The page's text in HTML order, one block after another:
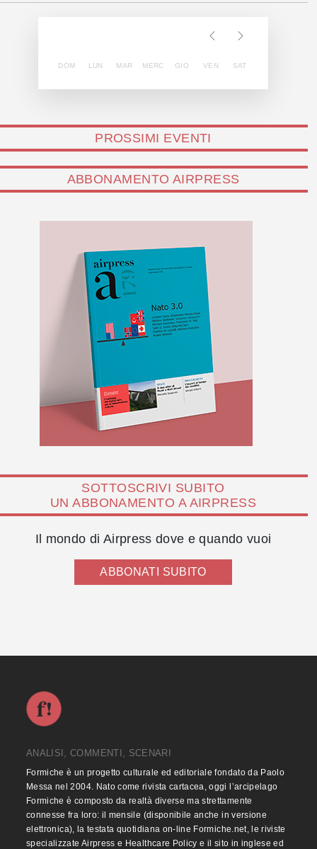
DOM LUN MAR MERC GIO VEN SAT
PROSSIMI EVENTI
ABBONAMENTO AIRPRESS
SOTTOSCRIVI SUBITO
UN ABBONAMENTO A AIRPRESS
Il mondo di Airpress dove e quando vuoi
ABBONATI SUBITO
ANALISI, COMMENTI, SCENARI
Formiche è un progetto culturale ed editoriale fondato da Paolo
Messa nel 2004. Nato come rivista cartacea, oggi l’arcipelago
Formiche è composto da realtà diverse ma strettamente
connesse fra loro: il mensile (disponibile anche in versione
elettronica), la testata quotidiana on-line Formiche.net, le riviste
specializzate Airpress e Healthcare Policy e il sito in inglese ed